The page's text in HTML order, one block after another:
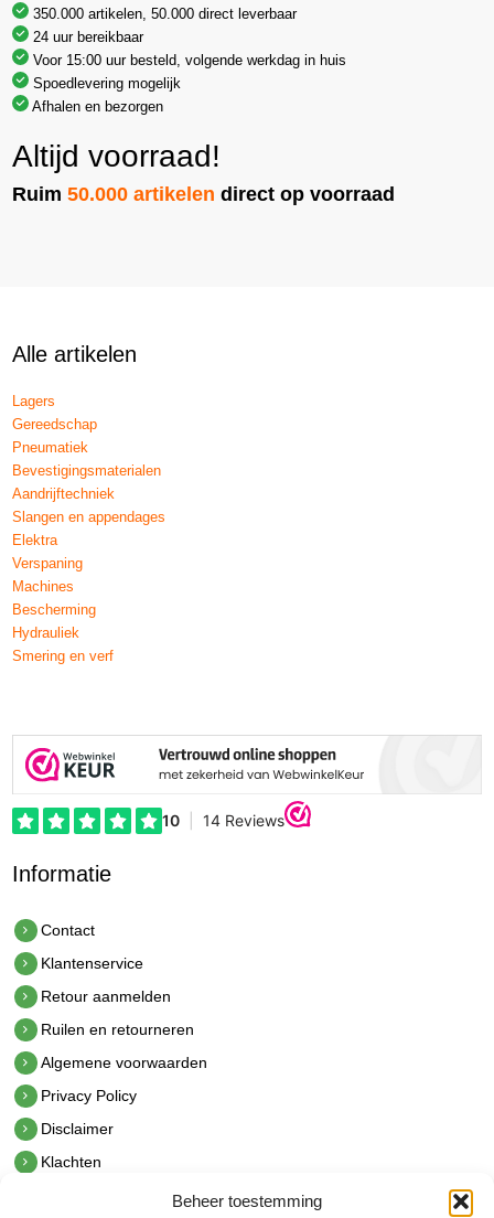
Beheer toestemming
350.000 artikelen, 50.000 direct leverbaar
24 uur bereikbaar
Voor 15:00 uur besteld, volgende werkdag in huis
Spoedlevering mogelijk
Afhalen en bezorgen
Altijd voorraad!
Ruim50.000 artikelen direct op voorraad
Alle artikelen
Lagers
Gereedschap
Pneumatiek
Bevestigingsmaterialen
Aandrijftechniek
Slangen en appendages
Elektra
Verspaning
Machines
Bescherming
Hydrauliek
Smering en verf
Informatie
Contact
Klantenservice
Retour aanmelden
Ruilen en retourneren
Algemene voorwaarden
Privacy Policy
Disclaimer
Klachten